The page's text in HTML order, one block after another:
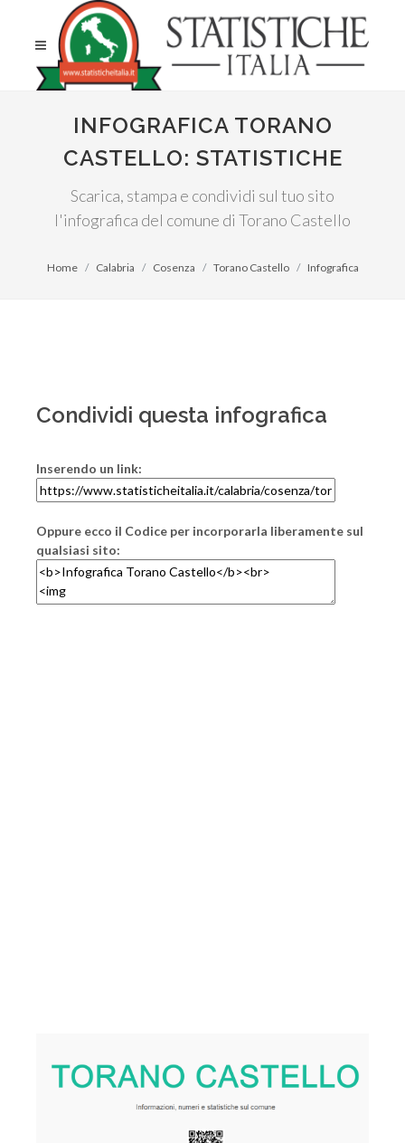
INFOGRAFICA TORANO
CASTELLO: STATISTICHE
Scarica, stampa e condividi sul tuo sito
l'infografica del comune di Torano Castello
Home Calabria Cosenza Torano Castello Infografica
Condividi questa infografica
Inserendo un link:
Oppure ecco il Codice per incorporarla liberamente sul
qualsiasi sito: